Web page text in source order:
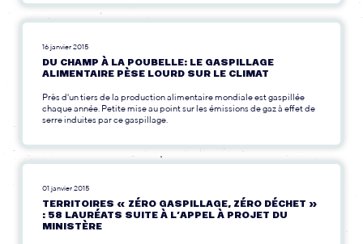
16 janvier 2015
DU CHAMP À LA POUBELLE: LE GASPILLAGE
ALIMENTAIRE PÈSE LOURD SUR LE CLIMAT
Près d'un tiers de la production alimentaire mondiale est gaspillée
chaque année. Petite mise au point sur les émissions de gaz à effet de
serre induites par ce gaspillage.
01 janvier 2015
TERRITOIRES « ZÉRO GASPILLAGE, ZÉRO DÉCHET »
: 58 LAURÉATS SUITE À L’APPEL À PROJET DU
MINISTÈRE